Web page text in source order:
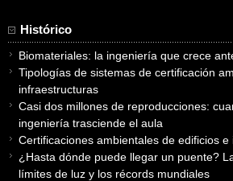
Histórico
Biomateriales: la ingeniería que crece
Tipologías de sistemas de certificación
infraestructuras
Casi dos millones de reproducciones:
ingeniería trasciende el aula
Certificaciones ambientales de edificios
¿Hasta dónde puede llegar un puente?
límites de luz y los récords mundiales